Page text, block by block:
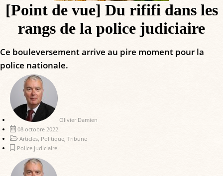
[Point de vue] Du rififi dans les
rangs de la police judiciaire
Ce bouleversement arrive au pire moment pour la
police nationale.
Olivier Damien
08 octobre 2022
Articles Politique Tribune
Police judiciaire